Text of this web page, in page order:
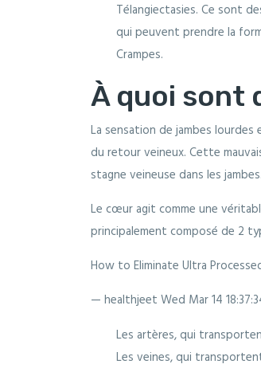
Télangiectasies. Ce sont
qui peuvent prendre la
Crampes.
À quoi sont
La sensation de jambes
du retour veineux. Cette
stagne veineuse dans les jambes.
Le cœur agit comme une
principalement composé de 2
How to Eliminate Ultra
— healthjeet Wed Mar 14
Les artères, qui
Les veines, qui